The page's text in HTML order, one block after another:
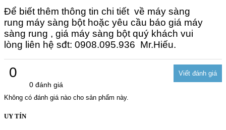
Để biết thêm thông tin chi tiết về máy sàng
rung máy sàng bột hoặc yêu cầu báo giá máy
sàng rung , giá máy sàng bột quý khách vui
lòng liên hệ sđt: 0908.095.936 Mr.Hiếu.
0
0 đánh giá
Không có đánh giá nào cho sản phẩm này.
UY TÍN